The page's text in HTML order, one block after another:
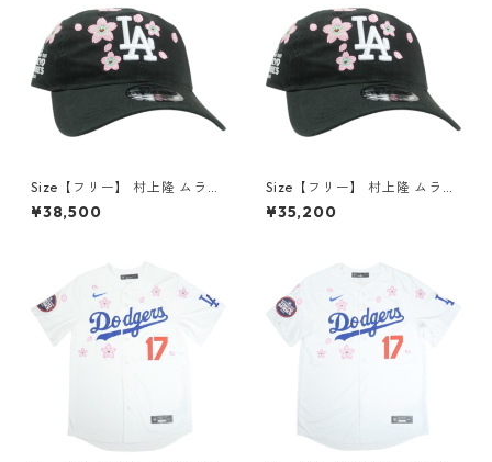
Size【フリー】 村上隆 ムラカ
ミタカシ ×MLB World Tour To
kyo Series 2025 New Era 9T
使用品】 30009618
¥38,500
Size【フリー】 村上隆 ムラカ
ミタカシ ×MLB World Tour To
kyo Series 2025 New Era 9T
使用品】 30010175
¥35,200